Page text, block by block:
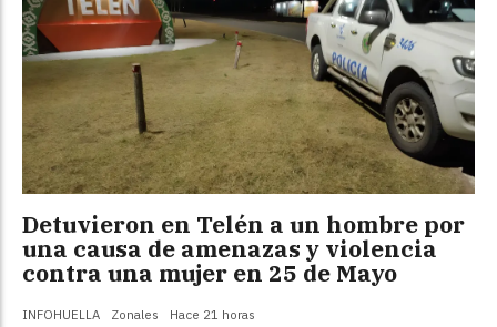
Detuvieron en Telén a un hombre por
una causa de amenazas y violencia
contra una mujer en 25 de Mayo
INFOHUELLA Zonales Hace 21 horas